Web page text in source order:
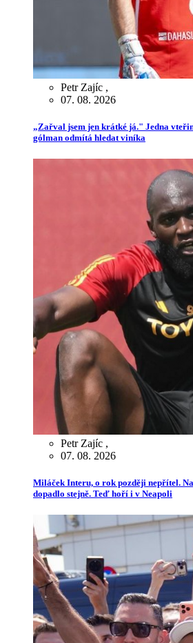
Petr Zajíc ,
07. 08. 2026
„Zařval jsem jen krátké já." Jedna
gólman odmítá hledat viníka
Petr Zajíc ,
07. 08. 2026
Miláček Interu, o rok později nepřítel.
dopadlo stejně. Teď hoří i v Neapoli